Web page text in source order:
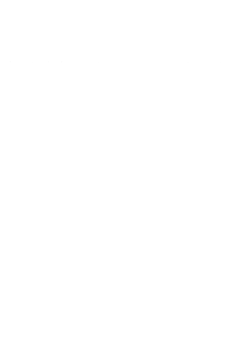
todo lo que tenemos para ofrecerte!